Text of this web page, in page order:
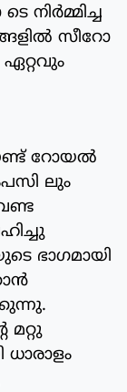
സീറോ
റോയല്‍
ലും
ഭാഗമായി
മറ്റു